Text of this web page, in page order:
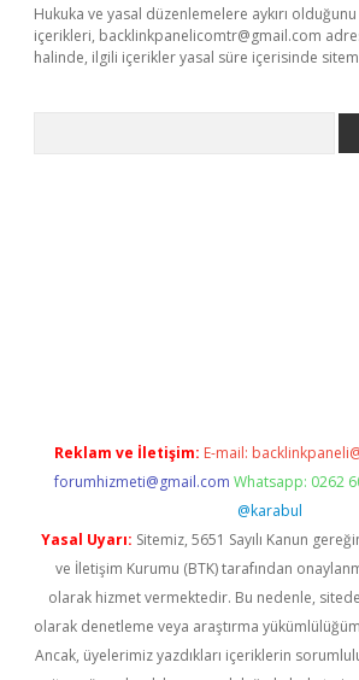
Hukuka ve yasal düzenlemelere aykırı
içerikleri, backlinkpanelicomtr@gmail.com
halinde, ilgili içerikler yasal süre içerisinde
Reklam ve İletişim: E-mail:
forumhizmeti@gmail.com Whatsapp: 0262
@karabul
Yasal Uyarı: Sitemiz, 5651 Sayılı Kanun
ve İletişim Kurumu (BTK) tarafından
olarak hizmet vermektedir. Bu nedenle,
olarak denetleme veya araştırma
Ancak, üyelerimiz yazdıkları içeriklerin